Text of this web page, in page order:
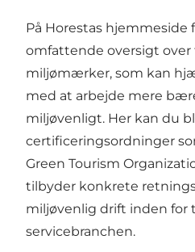
På Horestas hjemmeside
omfattende oversigt over
miljømærker, som kan
med at arbejde mere
miljøvenligt. Her kan du
certificeringsordninger
Green Tourism
tilbyder konkrete
miljøvenlig drift inden for
servicebranchen.